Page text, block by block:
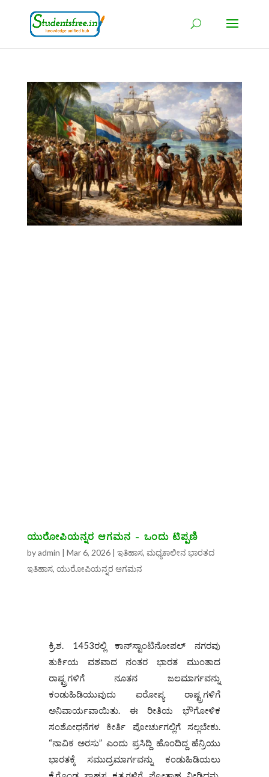
ಯುರೋಪಿಯನ್ನರ ಆಗಮನ – ಒಂದು ಟಿಪ್ಪಣಿ
byadmin | Mar 6, 2026| ಇತಿಹಾಸ, ಮಧ್ಯಕಾಲೀನ ಭಾರತದ
ಇತಿಹಾಸ, ಯುರೋಪಿಯನ್ನರ ಆಗಮನ
ಕ್ರಿ.ಶ. 1453ರಲ್ಲಿ ಕಾನ್‌ಸ್ಟಾಂಟಿನೋಪಲ್ ನಗರವು
ತುರ್ಕಿಯ ವಶವಾದ ನಂತರ ಭಾರತ ಮುಂತಾದ
ರಾಷ್ಟ್ರಗಳಿಗೆ ನೂತನ ಜಲಮಾರ್ಗವನ್ನು
ಕಂಡುಹಿಡಿಯುವುದು ಐರೋಪ್ಯ ರಾಷ್ಟ್ರಗಳಿಗೆ
ಅನಿವಾರ್ಯವಾಯಿತು. ಈ ರೀತಿಯ ಭೌಗೋಳಿಕ
ಸಂಶೋಧನೆಗಳ ಕೀರ್ತಿ ಪೋರ್ಚುಗಲ್ಲಿಗೆ ಸಲ್ಲಬೇಕು.
“ನಾವಿಕ ಅರಸು” ಎಂದು ಪ್ರಸಿದ್ದಿ ಹೊಂದಿದ್ದ ಹೆನ್ರಿಯು
ಭಾರತಕ್ಕೆ ಸಮುದ್ರಮಾರ್ಗವನ್ನು ಕಂಡುಹಿಡಿಯಲು